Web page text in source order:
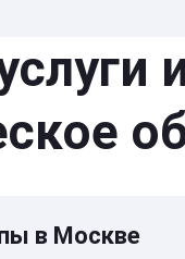
в Москве